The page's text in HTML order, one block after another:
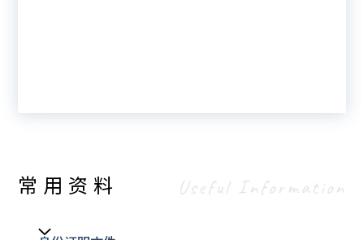
常用资料 Useful Information